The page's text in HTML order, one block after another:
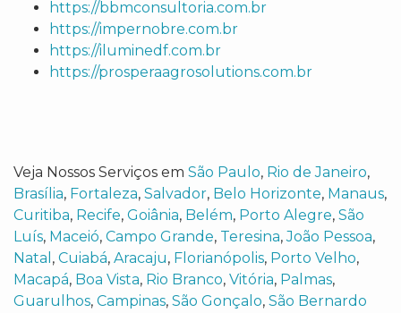
https://bbmconsultoria.com.br
https://impernobre.com.br
https://iluminedf.com.br
https://prosperaagrosolutions.com.br
Veja Nossos Serviços em São Paulo, Rio de Janeiro,
Brasília, Fortaleza, Salvador, Belo Horizonte, Manaus,
Curitiba, Recife, Goiânia, Belém, Porto Alegre, São
Luís, Maceió, Campo Grande, Teresina,João Pessoa,
Natal , Cuiabá, Aracaju, Florianópolis, Porto Velho,
Macapá, Boa Vista, Rio Branco, Vitória, Palmas,
Guarulhos, Campinas, São Gonçalo, São Bernardo